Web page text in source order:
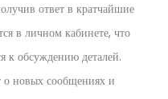
ответ в кратчайшие
в личном кабинете, что
к обсуждению деталей.
новых сообщениях и